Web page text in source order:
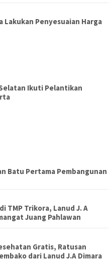
Lakukan Penyesuaian Harga
Ikuti Pelantikan
Inpres Polder Merauke
Batu Pertama Pembangunan
TMP Trikora, Lanud J. A
Juang Pahlawan
Gratis, Ratusan
dari Lanud J.A Dimara